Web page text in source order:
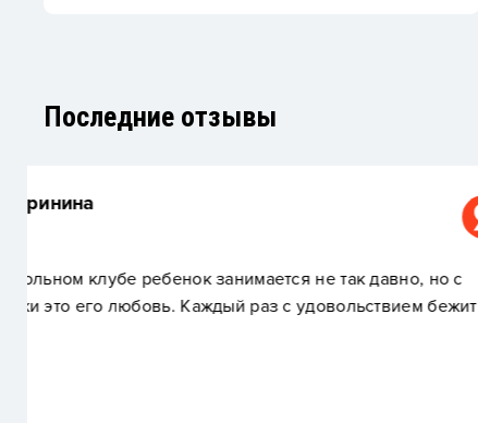
Последние отзывы
на
Удобное местоположение рядом с метро.
Стабильно работающий баскетбольный
тренировки, но и выездные лагеря,
баскетбольной терминологии на